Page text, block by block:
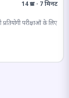
14 प्रश्न · 7 मिनट
परीक्षाओं के लिए